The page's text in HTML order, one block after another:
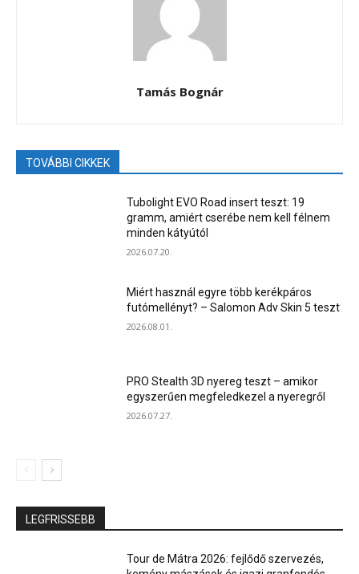
Tamás Bognár
TOVÁBBI CIKKEK
Tubolight EVO Road insert teszt: 19
gramm, amiért cserébe nem kell félnem
minden kátyútól
2026.07.20.
Miért használ egyre több kerékpáros
futómellényt? – Salomon Adv Skin 5 teszt
2026.08.01.
PRO Stealth 3D nyereg teszt – amikor
egyszerűen megfeledkezel a nyeregről
2026.07.27.
LEGFRISSEBB
Tour de Mátra 2026: fejlődő szervezés,